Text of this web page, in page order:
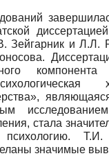
Зейгарник и Л.Л.
стала
Т.И.
значимые